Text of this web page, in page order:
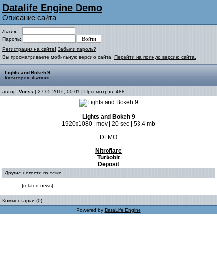
Datalife Engine Demo
Описание сайта
Логин:
Пароль:
Регистрация на сайте! Забыли пароль?
Вы просматриваете мобильную версию сайта. Перейти на полную версию сайта.
Lights and Bokeh 9
Категория: Футажи
автор: Voess | 27-05-2016, 00:01 | Просмотров: 488
Lights and Bokeh 9
1920x1080 | mov | 20 sec | 53,4 mb
DEMO
Nitroflare
Turbobit
Deposit
Другие новости по теме:
{related-news}
Комментарии (0)
Powered by DataLife Engine